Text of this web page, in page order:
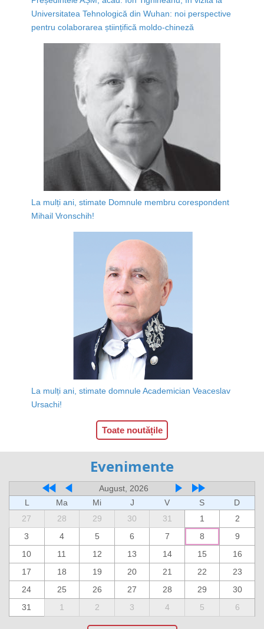
Universitatea Tehnologică din Wuhan: noi perspective
pentru colaborarea științifică moldo-chineză
La mulți ani, stimate Domnule membru corespondent
Mihail Vronschih!
La mulți ani, stimate domnule Academician Veaceslav
Ursachi!
Toate noutățile
Evenimente
August, 2026
L
Ma Mi J V S
D
27
28 29 30 31 1
2
3
4 5 6 7 8
9
10
11 12 13 14 15
16
17
18 19 20 21 22
23
24
25 26 27 28 29
30
31
1 2 3 4 5 6